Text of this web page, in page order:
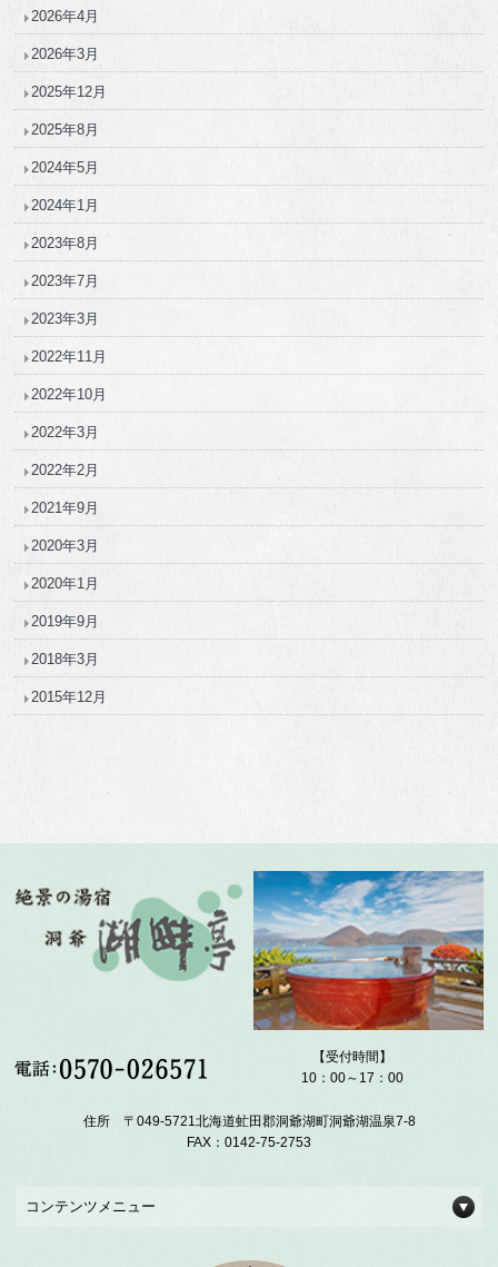
2026年4月
2026年3月
2025年12月
2025年8月
2024年5月
2024年1月
2023年8月
2023年7月
2023年3月
2022年11月
2022年10月
2022年3月
2022年2月
2021年9月
2020年3月
2020年1月
2019年9月
2018年3月
2015年12月
【受付時間】
10：00～17：00
住所 〒049-5721北海道虻田郡洞爺湖町洞爺湖温泉7-8
FAX：0142-75-2753
コンテンツメニュー